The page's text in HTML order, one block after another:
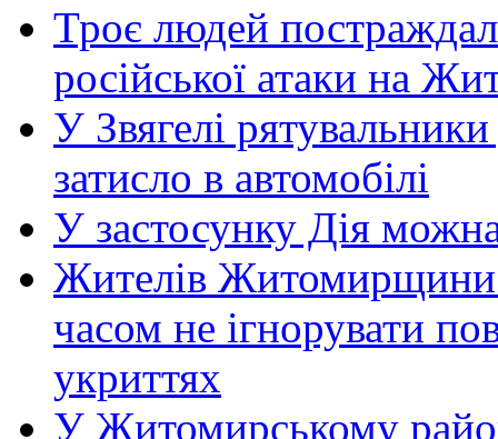
Троє людей
російської атаки на
У Звягелі
затисло в автомобілі
У застосунку Дія
Жителів Житомирщини
часом не ігнорувати
укриттях
У Житомирському